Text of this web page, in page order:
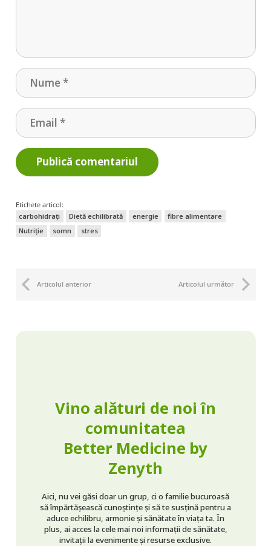
Publică comentariul
Etichete articol:
carbohidrați
Dietă echilibrată energie
fibre alimentare
Nutriție
somn stres
Articolul anterior Articolul următor
Vino alături de noi în
comunitatea
Better Medicine by
Zenyth
Aici, nu vei găsi doar un grup, ci o familie bucuroasă
să împărtășească cunoștințe și să te susțină pentru a
aduce echilibru, armonie și sănătate în viața ta. În
plus, ai acces la cele mai noi informații de sănătate,
invitații la evenimente și resurse exclusive.